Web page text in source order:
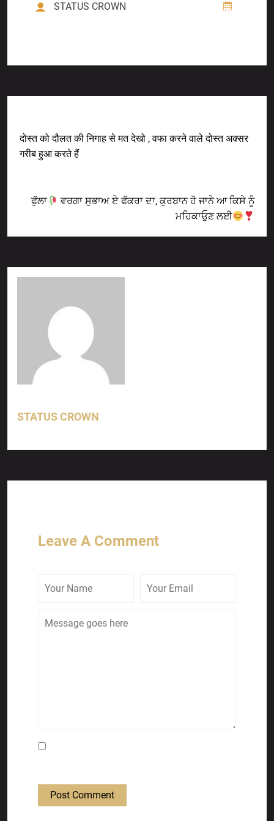
STATUS CROWN
दोस्त को दौलत की निगाह से मत देखो , वफा करने वाले दोस्त अक्सर
गरीब हुआ करते हैं
ਫੁੱਲਾ
ਵਰਗਾ ਸੁਭਾਅ ਏ ਫੱਕਰਾ ਦਾ, ਕੁਰਬਾਨ ਹੋ ਜਾਨੇ ਆ ਕਿਸੇ ਨੂੰ
ਮਹਿਕਾਓੁਣ ਲਈ
STATUS CROWN
Leave A Comment
Post Comment